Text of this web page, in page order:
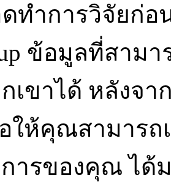
ทำการวิจัยก่
ข้อมูลที่สาม
เขาได้ หลังจ
ให้คุณสามารถ
ารของคุณ ได้